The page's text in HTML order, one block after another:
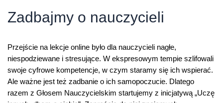
Zadbajmy o nauczycieli
Przejście na lekcje online było dla nauczycieli nagłe,
niespodziewane i stresujące. W ekspresowym tempie szlifowali
swoje cyfrowe kompetencje, w czym staramy się ich wspierać.
Ale ważne jest też zadbanie o ich samopoczucie. Dlatego
razem z Głosem Nauczycielskim startujemy z inicjatywą „Uczę